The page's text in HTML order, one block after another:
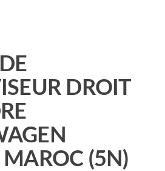
DROIT
(5N)